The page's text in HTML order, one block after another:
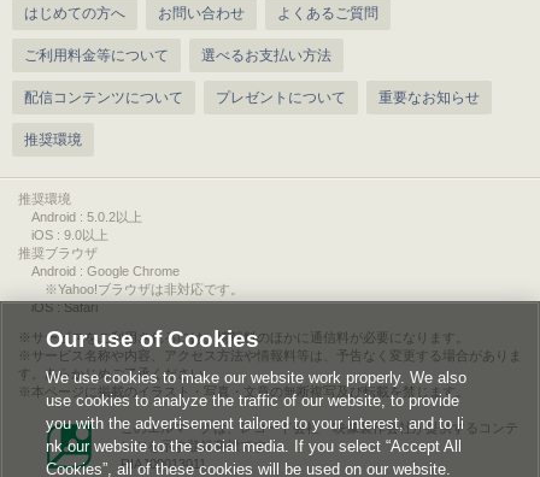
はじめての方へ お問い合わせ よくあるご質問
ご利用料金等について 選べるお支払い方法
配信コンテンツについて プレゼントについて 重要なお知らせ
推奨環境
推奨環境
Android : 5.0.2以上
iOS : 9.0以上
推奨ブラウザ
Android : Google Chrome
※Yahoo!ブラウザは非対応です。
iOS : Safari
サービスをご利用されるには、情報料のほかに通信料が必要になります。
サービス名称や内容、アクセス方法や情報料等は、予告なく変更する場合がありま
す。あらかじめご了承ください。
本ページに掲載のイラスト・写真・文章の無断複写及び転載を禁じます。
このエルマークは、レコード会社・映像製作会社が提供するコンテ
ンツを示す登録商標です。
RIAJ00013011
Our use of Cookies
We use cookies to make our website work properly. We also
use cookies to analyze the traffic of our website, to provide
you with the advertisement tailored to your interest, and to li
nk our website to the social media. If you select “Accept All
Cookies”, all of these cookies will be used on our website.